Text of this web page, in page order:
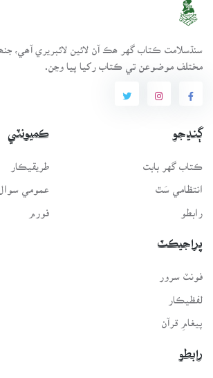
مختلف موضوعن تي ڪتاب رکيا پيا وڃن.
ڳنڍجو
ڪتاب گهر بابت
انتظامي سَٿ
رابطو
ڪميونٽي
طريقيڪار
عمومي سوال
فورم
پراجيڪٽ
فونٽ سرور
لفظيڪار
پيغامِ قرآن
رابطو